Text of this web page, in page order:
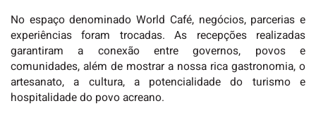
No espaço denominado World Café, negócios, parcerias e
experiências foram trocadas. As recepções realizadas
garantiram a conexão entre governos, povos e
comunidades, além de mostrar a nossa rica gastronomia, o
artesanato, a cultura, a potencialidade do turismo e
hospitalidade do povo acreano.